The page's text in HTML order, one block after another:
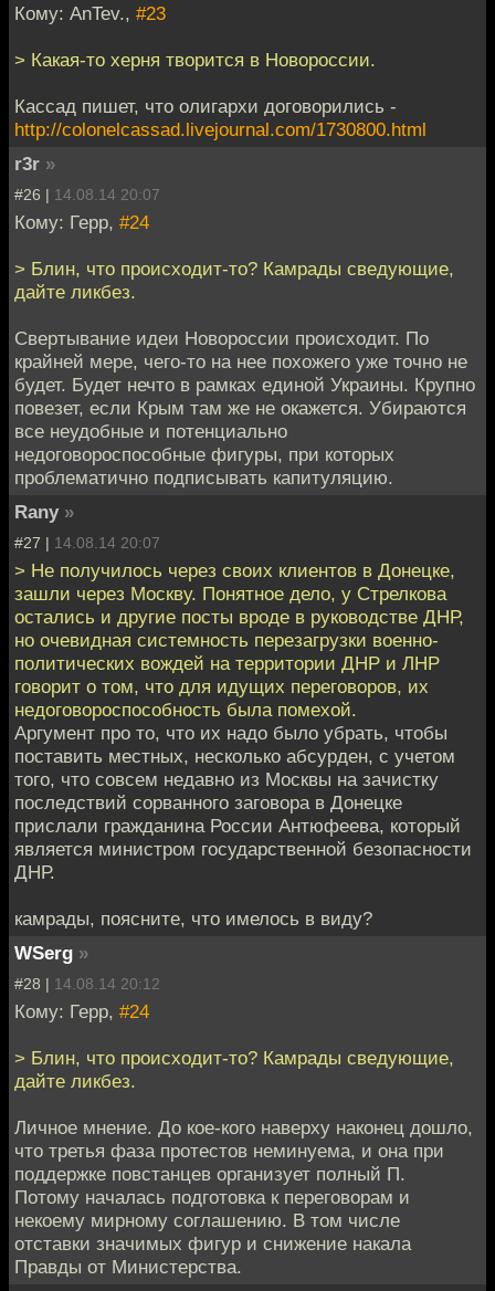
Кому: AnTev., #23
> Какая-то херня творится в Новороссии.
Кассад пишет, что олигархи договорились -
http://colonelcassad.livejournal.com/1730800.html
r3r »
#26 | 14.08.14 20:07
Кому: Герр, #24
> Блин, что происходит-то? Камрады сведующие,
дайте ликбез.
Свертывание идеи Новороссии происходит. По
крайней мере, чего-то на нее похожего уже точно не
будет. Будет нечто в рамках единой Украины. Крупно
повезет, если Крым там же не окажется. Убираются
все неудобные и потенциально
недоговороспособные фигуры, при которых
проблематично подписывать капитуляцию.
Rany »
#27 | 14.08.14 20:07
> Не получилось через своих клиентов в Донецке,
зашли через Москву. Понятное дело, у Стрелкова
остались и другие посты вроде в руководстве ДНР,
но очевидная системность перезагрузки военно-
политических вождей на территории ДНР и ЛНР
говорит о том, что для идущих переговоров, их
недоговороспособность была помехой.
Аргумент про то, что их надо было убрать, чтобы
поставить местных, несколько абсурден, с учетом
того, что совсем недавно из Москвы на зачистку
последствий сорванного заговора в Донецке
прислали гражданина России Антюфеева, который
является министром государственной безопасности
ДНР.
камрады, поясните, что имелось в виду?
WSerg »
#28 | 14.08.14 20:12
Кому: Герр, #24
> Блин, что происходит-то? Камрады сведующие,
дайте ликбез.
Личное мнение. До кое-кого наверху наконец дошло,
что третья фаза протестов неминуема, и она при
поддержке повстанцев организует полный П.
Потому началась подготовка к переговорам и
некоему мирному соглашению. В том числе
отставки значимых фигур и снижение накала
Правды от Министерства.